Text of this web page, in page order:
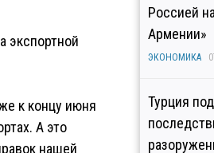
экспортной
к концу июня
А это
нашей
Россией
Армении»
ЭКОНОМИКА
Турция